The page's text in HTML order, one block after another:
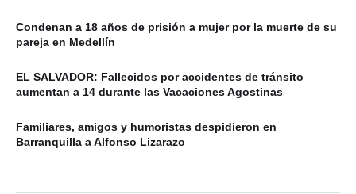
Condenan a 18 años de prisión a mujer por la muerte de su
pareja en Medellín
EL SALVADOR: Fallecidos por accidentes de tránsito
aumentan a 14 durante las Vacaciones Agostinas
Familiares, amigos y humoristas despidieron en
Barranquilla a Alfonso Lizarazo